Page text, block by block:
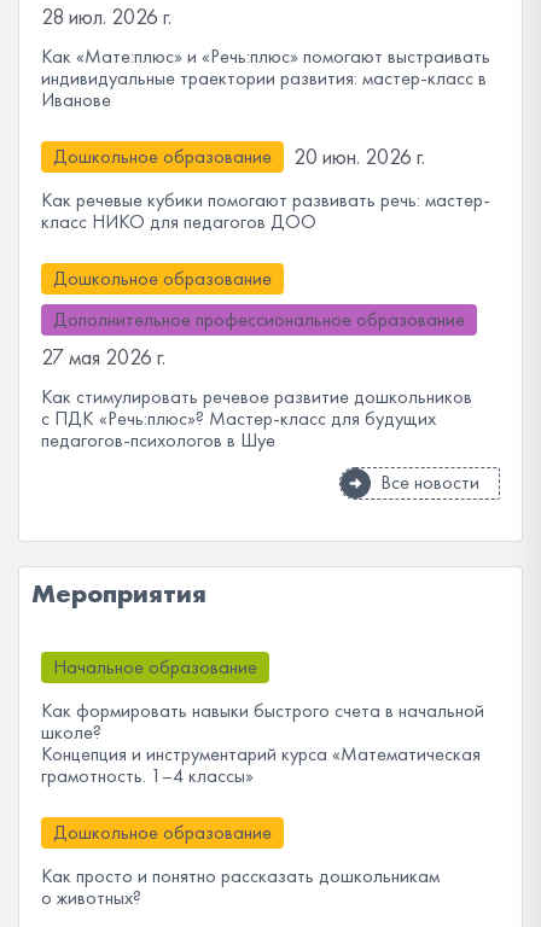
28 июл. 2026 г.
Как «Мате:плюс» и «Речь:плюс» помогают выстраивать
индивидуальные траектории развития: мастер-класс в
Иванове
Дошкольное образование 20 июн. 2026 г.
Как речевые кубики помогают развивать речь: мастер-
класс НИКО для педагогов ДОО
Дошкольное образование
Дополнительное профессиональное образование
27 мая 2026 г.
Как стимулировать речевое развитие дошкольников
с ПДК «Речь:плюс»? Мастер-класс для будущих
педагогов-психологов в Шуе
Все новости
Мероприятия
Начальное образование
Как формировать навыки быстрого счета в начальной
школе?
Концепция и инструментарий курса «Математическая
грамотность. 1–4 классы»
Дошкольное образование
Как просто и понятно рассказать дошкольникам
о животных?